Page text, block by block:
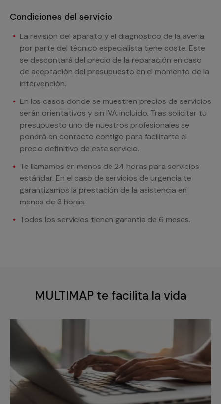
Condiciones del servicio
La revisión del aparato y el diagnóstico de la avería
por parte del técnico especialista tiene coste. Este
se descontará del precio de la reparación en caso
de aceptación del presupuesto en el momento de la
intervención.
En los casos donde se muestren precios de servicios
serán orientativos y sin IVA incluido. Tras solicitar tu
presupuesto uno de nuestros profesionales se
pondrá en contacto contigo para facilitarte el
precio definitivo de este servicio.
Te llamamos en menos de 24 horas para servicios
estándar. En el caso de servicios de urgencia te
garantizamos la prestación de la asistencia en
menos de 3 horas.
Todos los servicios tienen garantía de 6 meses.
MULTIMAP te facilita la vida